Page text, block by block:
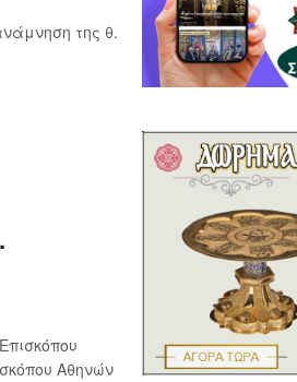
της θ.
Αθηνών